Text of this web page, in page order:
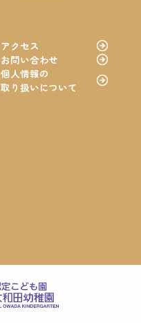
アクセス
お問い合わせ
個人情報の
取り扱いについて